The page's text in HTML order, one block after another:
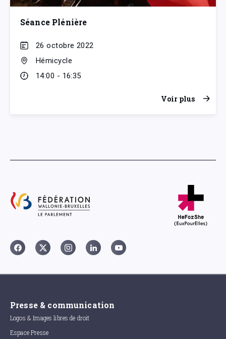
Séance Plénière
26 octobre 2022
Hémicycle
14:00 - 16:35
Voir plus
Presse & communication
Logos & Images libres de droit
Espace Presse